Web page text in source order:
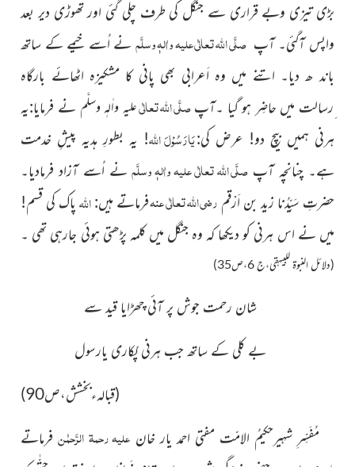
بڑی تیزی وبے قراری سے جنگل کی طرف چلی گئی اور تھوڑی دیر بعد
واپس آگئی۔ آپصلَّی اللہ تعالٰی علیہ واٰلہٖ وسلَّمنے اُسے خیمے کے ساتھ
باند ھ دیا۔ اتنے میں وہ اَعرابی بھی پانی کا مشکیزہ اٹھائے بارگاہ
ِرسالت میں حاضِر ہو گیا ۔آپصلَّی اللہ تعالٰیعلیہ واٰلہٖ وسلَّم نے فرمایا:یہ
ہرنی ہمیں بیچ دو! عرض کی:یَارَسُوْلَاللہ! یہ بطورِ ہدیہ پیشِ خدمت
ہے۔ چنانچہ آپ صلَّی اللہ تعالٰی علیہ واٰلہٖ وسلَّمنے اُسے آزاد فرمادیا۔
حضرتِ سَیِّدُنا زید بن اَرْقم رضی اللہ تعالٰی عنہفرماتے ہیں:اللہپاک کی قسم!
میں نے اس ہرنی کو دیکھا کہ وہ جنگل میں کلمہ پڑھتی ہوئی جارہی تھی ۔
(دلائل النبوۃ للبیہقی،ج 6،ص35)
شان رحمت جوش پر آئی چھڑایا قید سے
بے کلی کے ساتھ جب ہرنی پُکاری یارسول
(قبالہءبخشش،ص90)
مُفَسِّرِ شہیرحکیمُ الامّت مفتی احمد یار خان علیہ رحمۃ الرَّحمٰنفرماتے